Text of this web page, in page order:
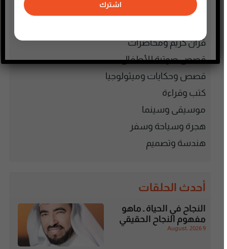
فلسطين
قرآن كريم ومحاضرات
قصص صوتية للأطفال
قصص وحكايات وميثولوجيا
كتب وقراءة
موسيقى وسينما
هجرة وسياحة وسفر
هندسة وتصميم
أحدث الحلقات
النجاح في الحياة ـ ماهو
مفهوم النجاح الحقيقي
9 August، 2026
اشترك